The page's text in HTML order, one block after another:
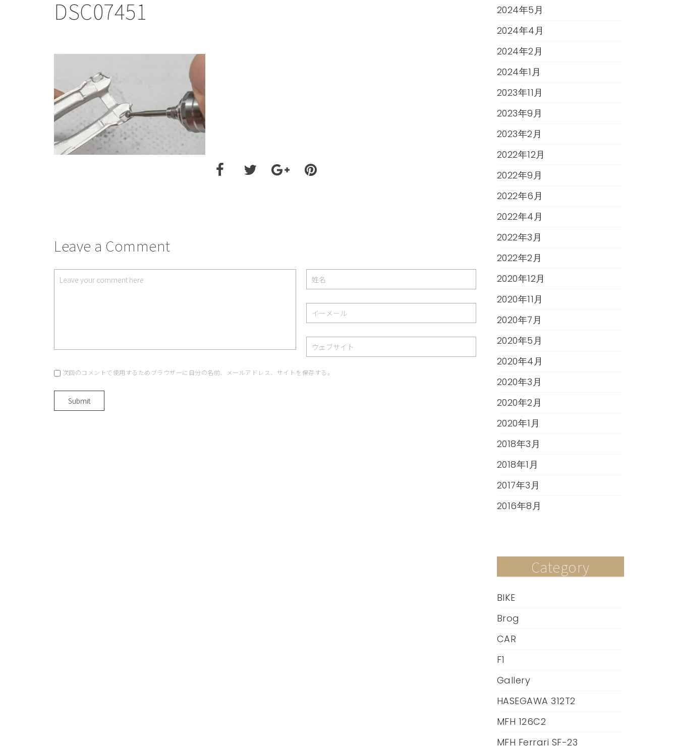
DSC07451
Leave a Comment
次回のコメントで使用するためブラウザーに自分の名前、メールアドレス、サイトを保存する。
2024年5月
2024年4月
2024年2月
2024年1月
2023年11月
2023年9月
2023年2月
2022年12月
2022年9月
2022年6月
2022年4月
2022年3月
2022年2月
2020年12月
2020年11月
2020年7月
2020年5月
2020年4月
2020年3月
2020年2月
2020年1月
2018年3月
2018年1月
2017年3月
2016年8月
Category
BIKE
Brog
CAR
F1
Gallery
HASEGAWA 312T2
MFH 126C2
MFH Ferrari SF-23